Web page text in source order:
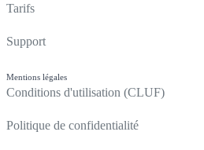
Tarifs
Support
Mentions légales
Conditions d'utilisation (CLUF)
Politique de confidentialité